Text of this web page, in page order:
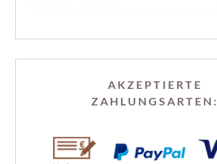
AKZEPTIERTE
ZAHLUNGSARTEN: